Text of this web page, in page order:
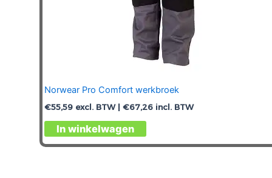
Norwear Pro Comfort werkbroek
€55,59 excl. BTW | €67,26 incl. BTW
In winkelwagen
Dit
product